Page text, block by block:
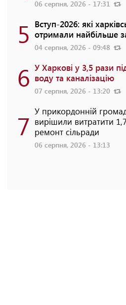
06 серпня, 2026 - 17:31
5 Вступ-2026: які
отримали найбільше
04 серпня, 2026 - 09:48
6 У Харкові у 3,5 рази
воду та каналізацію
07 серпня, 2026 - 13:20
7 У прикордонній
вирішили витратити
ремонт сільради
06 серпня, 2026 - 13:13